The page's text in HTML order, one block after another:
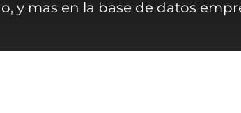
y mas en la base de datos